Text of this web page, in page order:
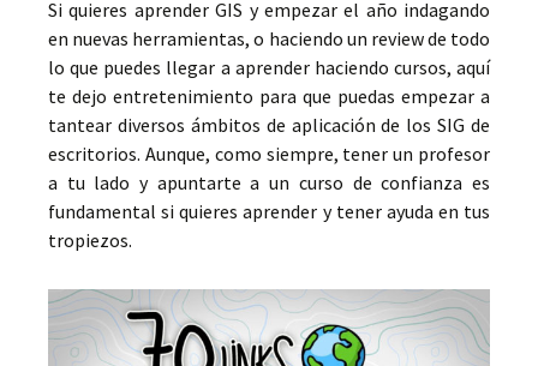
Si quieres aprender GIS y empezar el año indagando
en nuevas herramientas, o haciendo un review de todo
lo que puedes llegar a aprender haciendo cursos, aquí
te dejo entretenimiento para que puedas empezar a
tantear diversos ámbitos de aplicación de los SIG de
escritorios. Aunque, como siempre, tener un profesor
a tu lado y apuntarte a un curso de confianza es
fundamental si quieres aprender y tener ayuda en tus
tropiezos.